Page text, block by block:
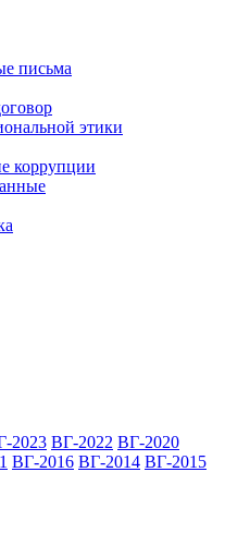
письма
этики
коррупции
2023 ВГ-2022 ВГ-2020
ВГ-2016 ВГ-2014 ВГ-2015